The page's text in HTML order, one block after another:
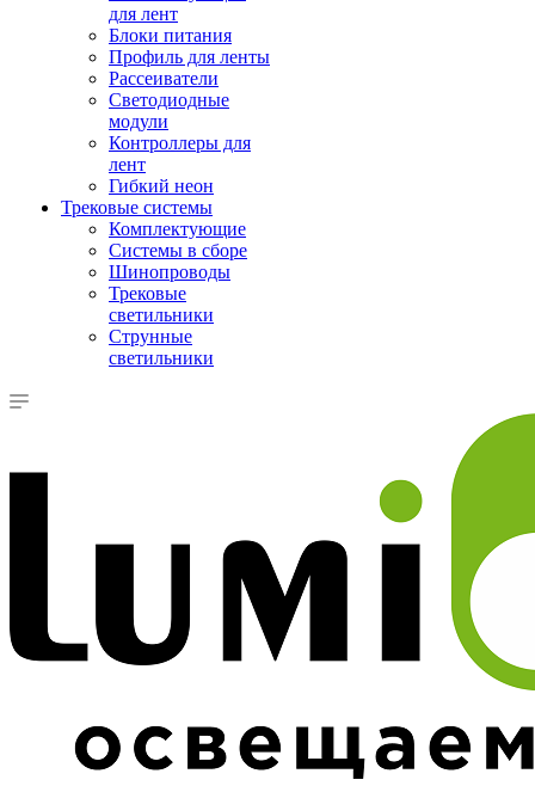
для лент
Блоки питания
Профиль для ленты
Рассеиватели
Светодиодные
модули
Контроллеры для
лент
Гибкий неон
Трековые системы
Комплектующие
Системы в сборе
Шинопроводы
Трековые
светильники
Струнные
светильники